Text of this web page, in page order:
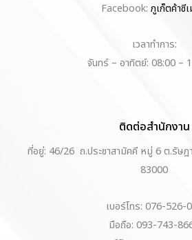
Facebook: ภูเก็ตค้าซี
เวลาทำการ:
จันทร์ – อาทิตย์: 08:00 –
ติดต่อสำนักงาน
ที่อยู่: 46/26 ถ.ประชาสามัคคี หมู่ 6 ต.รัษฎ
83000
เบอร์โทร: 076-526-
มือถือ: 093-743-